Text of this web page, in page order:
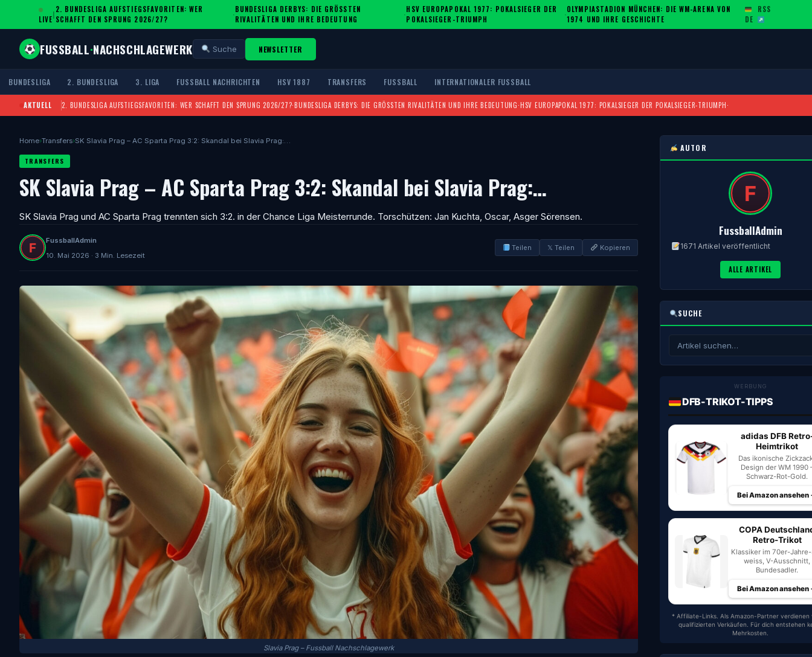
LIVE
|
2. BUNDESLIGA AUFSTIEGSFAVORITEN: WER
SCHAFFT DEN SPRUNG 2026/27?
·
BUNDESLIGA DERBYS: DIE GRÖSSTEN R
IVALITÄTEN UND IHRE BEDEUTUNG
·
HSV EUROPAPOKAL 1977: POKALSIEGER DER
POKALSIEGER-TRIUMPH
·
OLYMPIASTADION MÜNCHEN: DIE WM-ARENA VON
1974 UND IHRE GESCHICHTE
DE
RSS
FUSSBALL·NACHSCHLAGEWERK Suche NEWSLETTER
BUNDESLIGA 2. BUNDESLIGA 3. LIGA FUSSBALL NACHRICHTEN HSV 1887 TRANSFERS FUSSBALL INTERNATIONALER FUSSBALL
AKTUELL 2. BUNDESLIGA AUFSTIEGSFAVORITEN: WER SCHAFFT DEN SPRUNG 2026/27?·BUNDESLIGA DERBYS: DIE GRÖSSTEN RIVALITÄTEN UND IHRE BEDEUTUNG ·HSV EUROPAPOKAL 1977: POKALSIEGER DER POKALSIEGER-TRIUMPH·
Home›Transfers›SK Slavia Prag – AC Sparta Prag 3:2: Skandal bei Slavia Prag:…
TRANSFERS
SK Slavia Prag – AC Sparta Prag 3:2: Skandal bei Slavia Prag:…
SK Slavia Prag und AC Sparta Prag trennten sich 3:2. in der Chance Liga Meisterrunde. Torschützen: Jan Kuchta, Oscar, Asger Sörensen.
FussballAdmin
10. Mai 2026 · 3 Min. Lesezeit
Teilen 𝕏 Teilen Kopieren
Slavia Prag – Fussball Nachschlagewerk
AUTOR
FussballAdmin
1671 Artikel veröffentlicht
ALLE ARTIKEL
SUCHE
WERBUNG
DFB-TRIKOT-TIPPS
adidas DFB
Heimtrikot
Das ikonische
Design der WM 1990
Schwarz-Rot-Gold.
Bei Amazon ansehen
COPA
Retro-Trikot
Klassiker im 70er-
weiss, V-Ausschnitt,
Bundesadler.
Bei Amazon ansehen
* Affiliate-Links. Als Amazon-Partner verdienen
qualifizierten Verkäufen. Für dich entstehen
Mehrkosten.